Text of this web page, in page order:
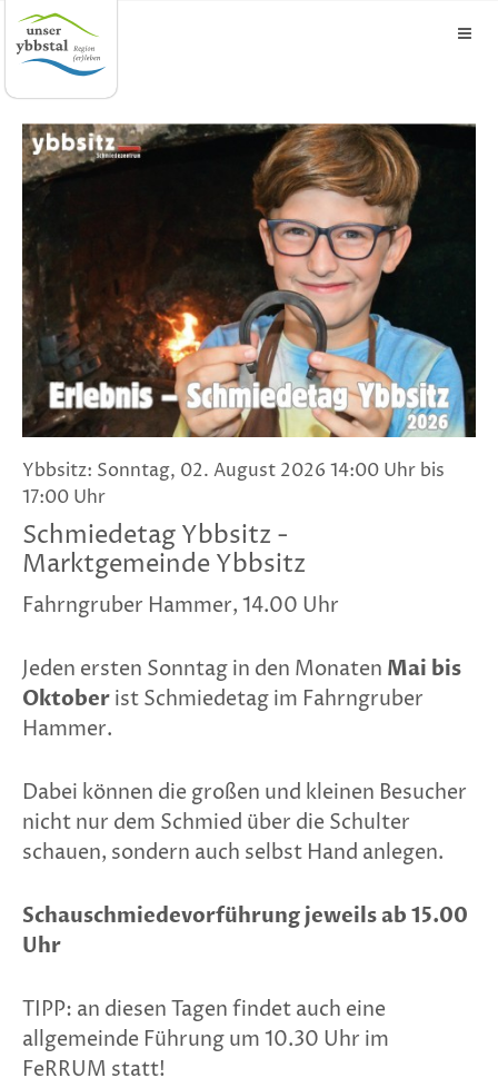
Ybbsitz: Sonntag, 02. August 2026 14:00 Uhr bis
17:00 Uhr
Schmiedetag Ybbsitz -
Marktgemeinde Ybbsitz
Fahrngruber Hammer, 14.00 Uhr
Jeden ersten Sonntag in den Monaten Mai bis
Oktober ist Schmiedetag im Fahrngruber
Hammer.
Dabei können die großen und kleinen Besucher
nicht nur dem Schmied über die Schulter
schauen, sondern auch selbst Hand anlegen.
Schauschmiedevorführung jeweils ab 15.00
Uhr
TIPP: an diesen Tagen findet auch eine
allgemeinde Führung um 10.30 Uhr im
FeRRUM statt!